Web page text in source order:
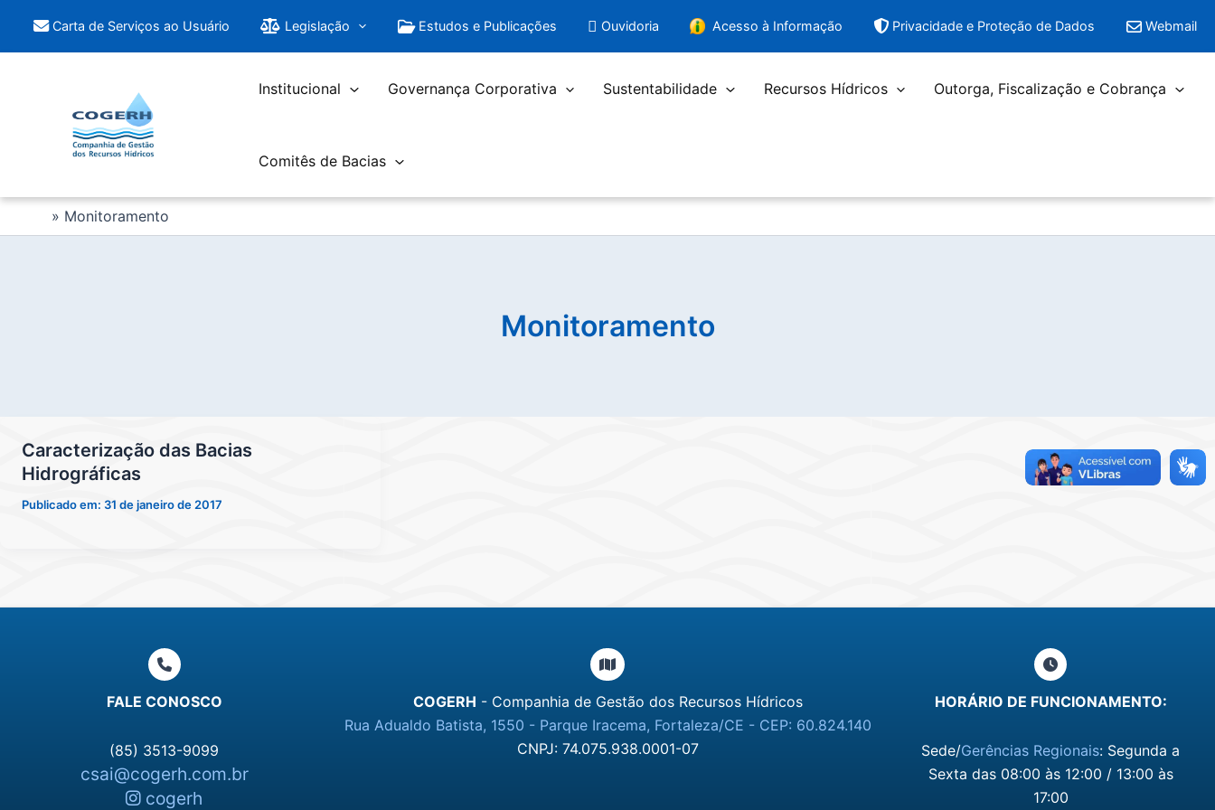
o
Carta de Serviços ao Usuário Legislação Estudos e Publicações Ouvidoria Acesso à Informação Privacidade e Proteção de Dados Webmail
Institucional Governança Corporativa Sustentabilidade Recursos Hídricos Outorga, Fiscalização e Cobrança
Comitês de Bacias
Monitoramento
Monitoramento
Caracterização das Bacias
Hidrográficas
Publicado em: 31 de janeiro de 2017
FALE CONOSCO
(85) 3513-9099
csai@cogerh.com.br
cogerh
COGERH - Companhia de Gestão dos Recursos Hídricos
Rua Adualdo Batista, 1550 - Parque Iracema, Fortaleza/CE - CEP: 60.824.140
CNPJ: 74.075.938.0001-07
HORÁRIO DE FUNCIONAMENTO:
Sede/Gerências Regionais: Segunda a
Sexta das 08:00 às 12:00 / 13:00 às
17:00